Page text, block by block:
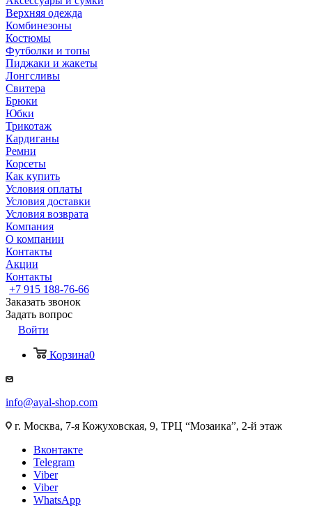
Верхняя одежда
Комбинезоны
Костюмы
Футболки и топы
Пиджаки и жакеты
Лонгсливы
Свитера
Брюки
Юбки
Трикотаж
Кардиганы
Ремни
Корсеты
Как купить
Условия оплаты
Условия доставки
Условия возврата
Компания
О компании
Контакты
Акции
Контакты
+7 915 188-76-66
Заказать звонок
Задать вопрос
Войти
Корзина0
info@ayal-shop.com
г. Москва, 7-я Кожуховская, 9, ТРЦ “Мозаика”, 2-й этаж
Вконтакте
Telegram
Viber
Viber
WhatsApp